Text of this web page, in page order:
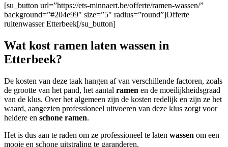
[su_button url=”https://ets-minnaert.be/offerte/ramen-wassen/”
background=”#204e99″ size=”5″ radius=”round”]Offerte
ruitenwasser Etterbeek[/su_button]
Wat kost ramen laten wassen in
Etterbeek?
De kosten van deze taak hangen af van verschillende factoren, zoals
de grootte van het pand, het aantal ramen en de moeilijkheidsgraad
van de klus. Over het algemeen zijn de kosten redelijk en zijn ze het
waard, aangezien professioneel uitvoeren van deze klus zorgt voor
heldere en schone ramen.
Het is dus aan te raden om ze professioneel te laten wassen om een
mooie en schone uitstraling te garanderen.